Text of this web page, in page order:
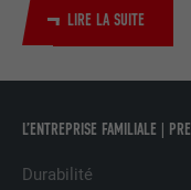
LIRE LA SUITE
L’ENTREPRISE FAMILIALE |
Durabilité
NOM
FOURNISSEUR
EXPIRATION 2